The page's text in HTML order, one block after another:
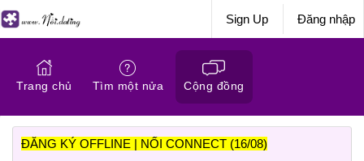
Sign Up Đăng nhập
Trang chủ Tìm một nửa Cộng đồng
ĐĂNG KÝ OFFLINE | NỐI CONNECT (16/08)